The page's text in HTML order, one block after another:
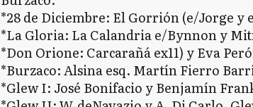
*28 de Diciembre: El Gorrión (e/Jorge y
*La Gloria: La Calandria e/Bynnon y
*Don Orione: Carcarañá ex11) y Eva
*Burzaco: Alsina esq. Martín Fierro
*Glew I: José Bonifacio y Benjamín